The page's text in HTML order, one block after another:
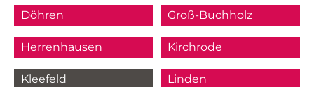
Döhren Groß-Buchholz
Herrenhausen Kirchrode
Kleefeld Linden